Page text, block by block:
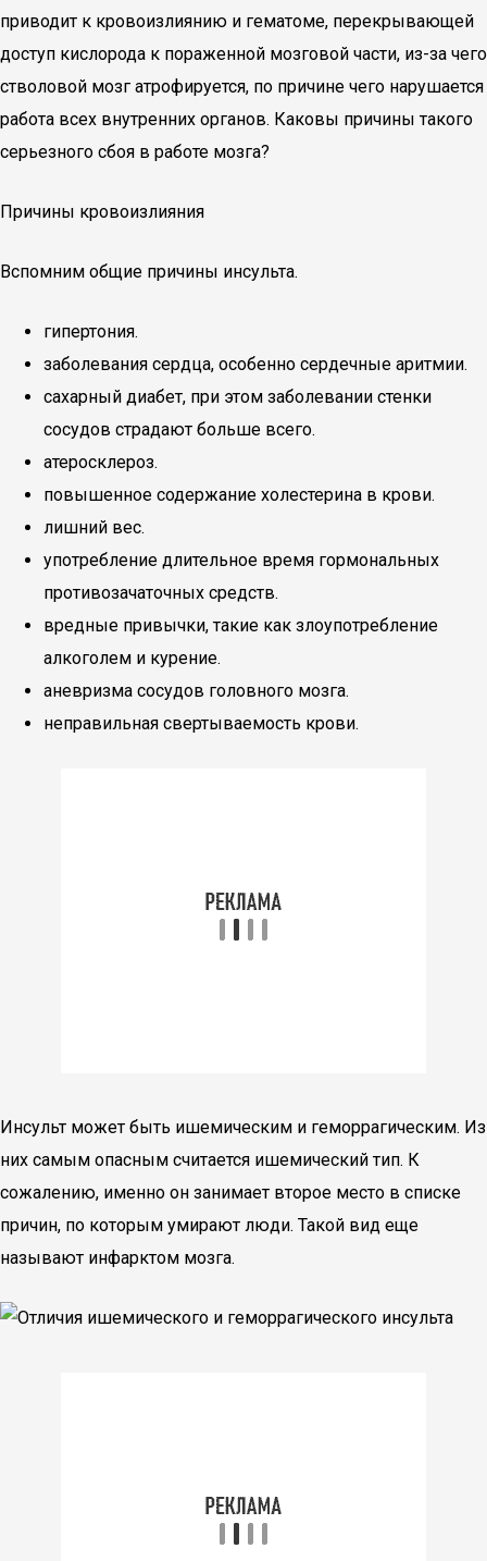
приводит к кровоизлиянию и гематоме, перекрывающей
доступ кислорода к пораженной мозговой части, из-за чего
стволовой мозг атрофируется, по причине чего нарушается
работа всех внутренних органов. Каковы причины такого
серьезного сбоя в работе мозга?
Причины кровоизлияния
Вспомним общие причины инсульта.
гипертония.
заболевания сердца, особенно сердечные аритмии.
сахарный диабет, при этом заболевании стенки
сосудов страдают больше всего.
атеросклероз.
повышенное содержание холестерина в крови.
лишний вес.
употребление длительное время гормональных
противозачаточных средств.
вредные привычки, такие как злоупотребление
алкоголем и курение.
аневризма сосудов головного мозга.
неправильная свертываемость крови.
Инсульт может быть ишемическим и геморрагическим. Из
них самым опасным считается ишемический тип. К
сожалению, именно он занимает второе место в списке
причин, по которым умирают люди. Такой вид еще
называют инфарктом мозга.